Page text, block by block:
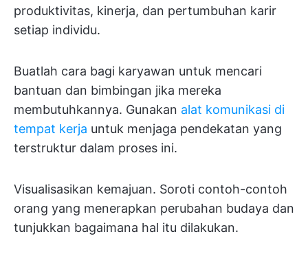
produktivitas, kinerja, dan pertumbuhan karir
setiap individu.
Buatlah cara bagi karyawan untuk mencari
bantuan dan bimbingan jika mereka
membutuhkannya. Gunakan alat komunikasi di
tempat kerja untuk menjaga pendekatan yang
terstruktur dalam proses ini.
Visualisasikan kemajuan. Soroti contoh-contoh
orang yang menerapkan perubahan budaya dan
tunjukkan bagaimana hal itu dilakukan.